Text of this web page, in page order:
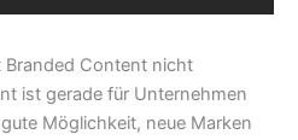
Branded Content nicht
ist gerade für Unternehmen
Möglichkeit, neue Marken